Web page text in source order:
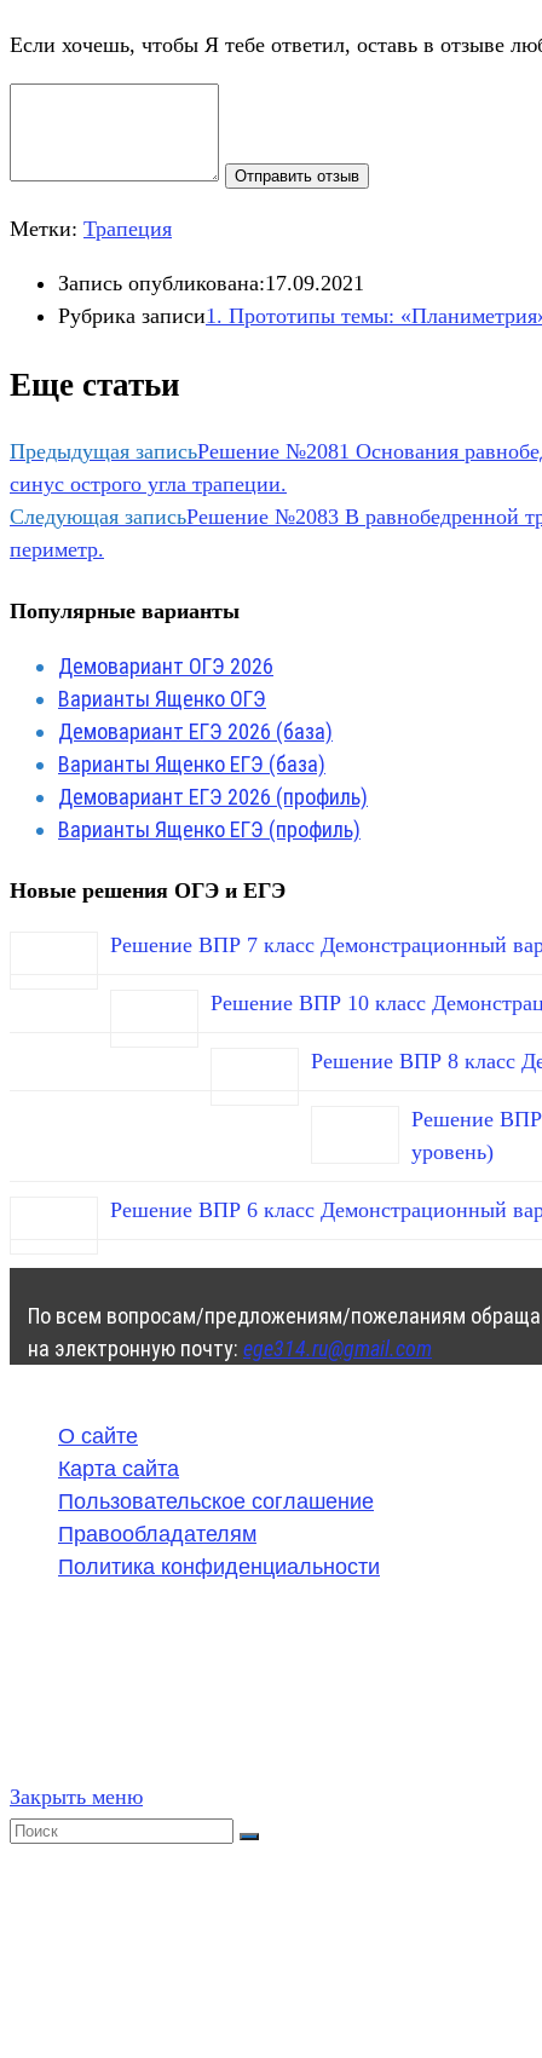
Если хочешь, чтобы Я тебе ответил, оставь в отзыве
Отправить отзыв
Метки: Трапеция
Запись опубликована:17.09.2021
Рубрика записи1. Прототипы темы:
Еще статьи
Предыдущая записьРешение №2081 Основания
синус острого угла трапеции.
Следующая записьРешение №2083 В равнобедренной
периметр.
Популярные варианты
Демовариант ОГЭ 2026
Варианты Ященко ОГЭ
Демовариант ЕГЭ 2026 (база)
Варианты Ященко ЕГЭ (база)
Демовариант ЕГЭ 2026 (профиль)
Варианты Ященко ЕГЭ (профиль)
Новые решения ОГЭ и ЕГЭ
Решение ВПР 7 класс Демонстрационный
Решение ВПР 10 класс
Решение ВПР 8 класс
Решение ВПР
уровень)
Решение ВПР 6 класс Демонстрационный
По всем вопросам/предложениям/пожеланиям
на электронную почту: ege314.ru@gmail.com
О сайте
Карта сайта
Пользовательское соглашение
Правообладателям
Политика конфиденциальности
Закрыть меню